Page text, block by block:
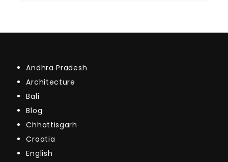
Andhra Pradesh
Architecture
Bali
Blog
Chhattisgarh
Croatia
English